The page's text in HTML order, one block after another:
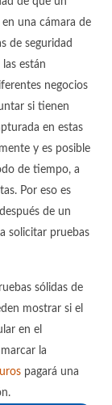
una cámara de
de seguridad
están
negocios
si tienen
en estas
y es posible
de tiempo, a
Por eso es
de un
solicitar pruebas
sólidas de
mostrar si el
en el
la
pagará una